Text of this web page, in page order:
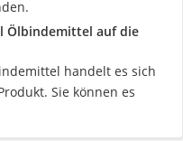
Ölbindemittel auf die
handelt es sich
Sie können es